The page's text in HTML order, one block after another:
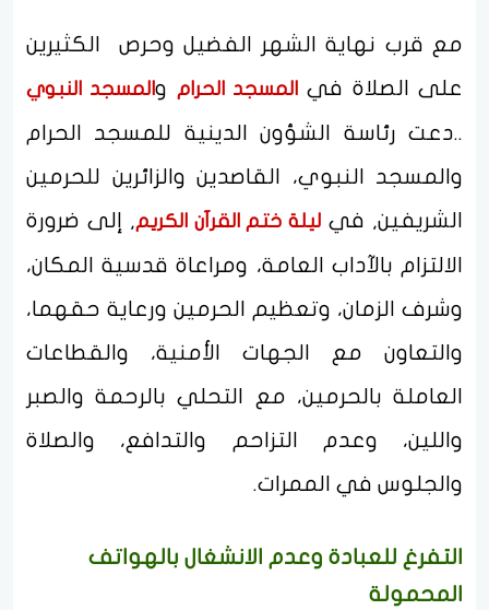
مع قرب نهاية الشهر الفضيل وحرص الكثيرين
على الصلاة في
المسجد الحرام والمسجد النبوي
..دعت رئاسة الشؤون الدينية للمسجد الحرام
والمسجد النبوي، القاصدين والزائرين للحرمين
الشريفين, في ليلة ختم القرآن الكريم, إلى ضرورة
الالتزام بالآداب العامة، ومراعاة قدسية المكان،
وشرف الزمان، وتعظيم الحرمين ورعاية حقهما،
والتعاون مع الجهات الأمنية، والقطاعات
العاملة بالحرمين، مع التحلي بالرحمة والصبر
واللين، وعدم التزاحم والتدافع، والصلاة
والجلوس في الممرات.
التفرغ للعبادة وعدم الانشغال بالهواتف
المحمولة